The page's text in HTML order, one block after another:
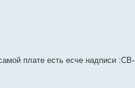
плате есть есче надписи :CB-